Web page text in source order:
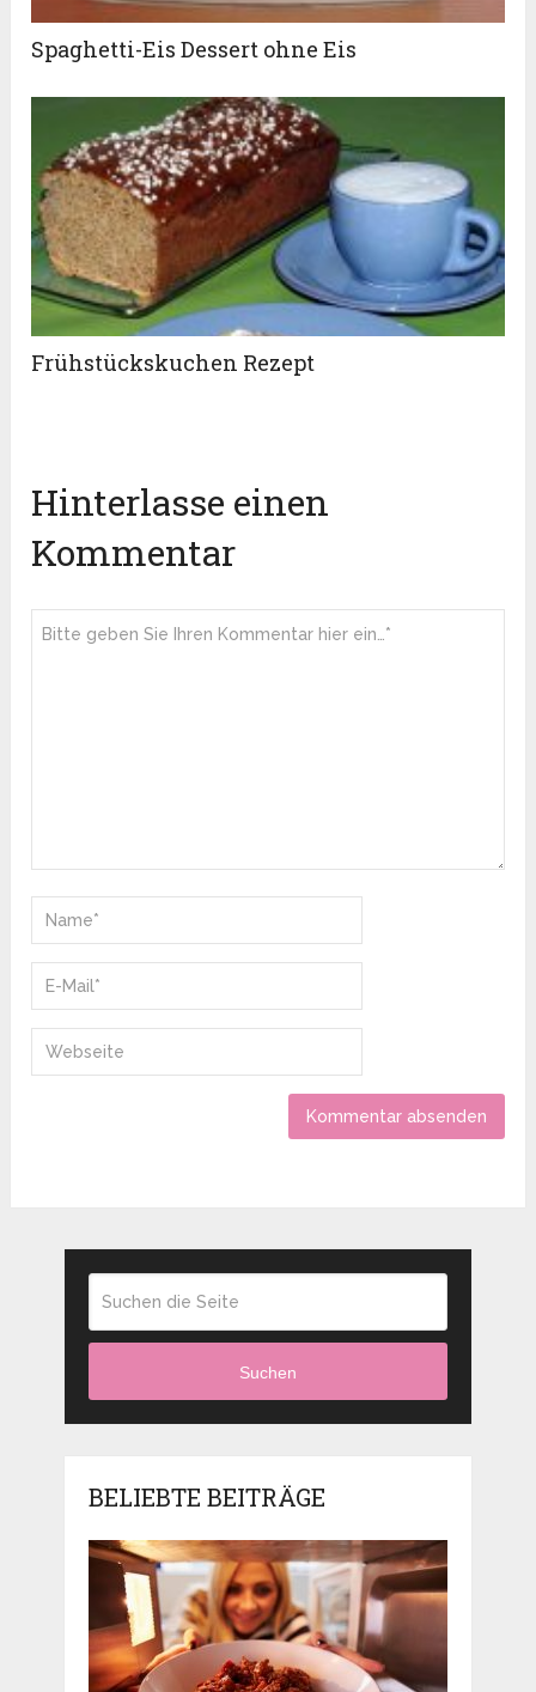
Spaghetti-Eis Dessert ohne Eis
Frühstückskuchen Rezept
Hinterlasse einen
Kommentar
Suchen
BELIEBTE BEITRÄGE